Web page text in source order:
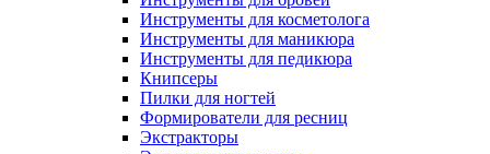
Инструменты для косметолога
Инструменты для маникюра
Инструменты для педикюра
Книпсеры
Пилки для ногтей
Формирователи для ресниц
Экстракторы